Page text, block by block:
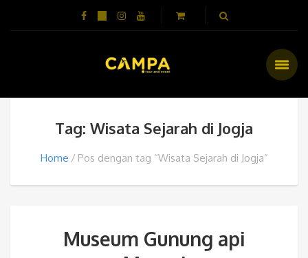
Tag: Wisata Sejarah di Jogja
Home Pos dengan tag “Wisata Sejarah di Jogja”
Museum Gunung api